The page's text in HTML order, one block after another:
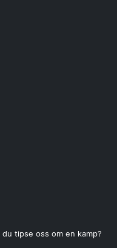
tipse oss om en kamp?